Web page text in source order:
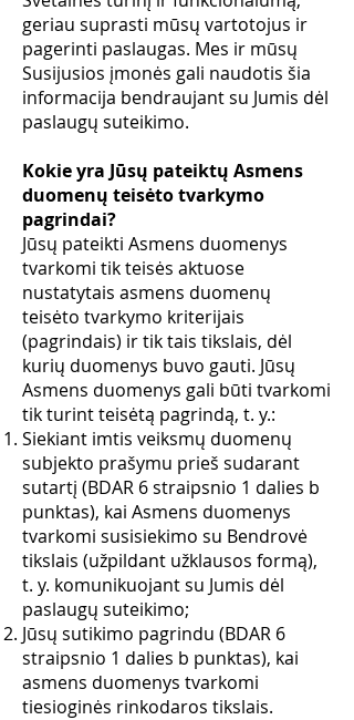
geriau suprasti mūsų vartotojus ir
pagerinti paslaugas. Mes ir mūsų
Susijusios įmonės gali naudotis šia
informacija bendraujant su Jumis dėl
paslaugų suteikimo.
Kokie yra Jūsų pateiktų Asmens
duomenų teisėto tvarkymo
pagrindai?
Jūsų pateikti Asmens duomenys
tvarkomi tik teisės aktuose
nustatytais asmens duomenų
teisėto tvarkymo kriterijais
(pagrindais) ir tik tais tikslais, dėl
kurių duomenys buvo gauti. Jūsų
Asmens duomenys gali būti tvarkomi
tik turint teisėtą pagrindą, t. y.:
Siekiant imtis veiksmų duomenų
subjekto prašymu prieš sudarant
sutartį (BDAR 6 straipsnio 1 dalies b
punktas), kai Asmens duomenys
tvarkomi susisiekimo su Bendrovė
tikslais (užpildant užklausos formą),
t. y. komunikuojant su Jumis dėl
paslaugų suteikimo;
Jūsų sutikimo pagrindu (BDAR 6
straipsnio 1 dalies b punktas), kai
asmens duomenys tvarkomi
tiesioginės rinkodaros tikslais.